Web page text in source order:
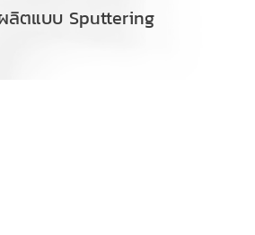
ลิตแบบ Sputtering